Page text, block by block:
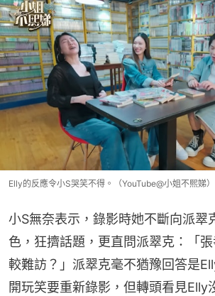
Elly的反應令小S哭笑不得。（YouTube@小姐不熙娣）
小S無奈表示，錄影時她不斷向派翠
色，狂擠話題，更直問派翠克：「
較難訪？」派翠克毫不猶豫回答是
開玩笑要重新錄影，但轉頭看見Elly